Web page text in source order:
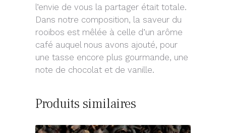
l’envie de vous la partager était totale.
Dans notre composition, la saveur du
rooibos est mêlée à celle d’un arôme
café auquel nous avons ajouté, pour
une tasse encore plus gourmande, une
note de chocolat et de vanille.
Produits similaires